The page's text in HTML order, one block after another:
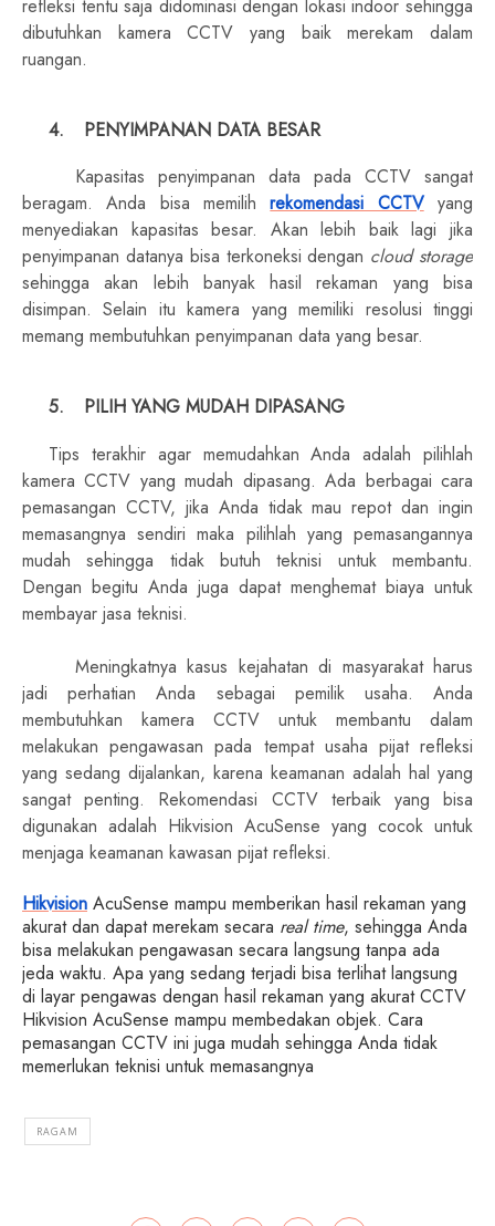
refleksi tentu saja didominasi dengan lokasi indoor sehingga
dibutuhkan kamera CCTV yang baik merekam dalam
ruangan.
4.
PENYIMPANAN DATA BESAR
Kapasitas penyimpanan data pada CCTV sangat
beragam. Anda bisa memilihrekomendasi CCTV yang
menyediakan kapasitas besar. Akan lebih baik lagi jika
penyimpanan datanya bisa terkoneksi dengan cloud storage
sehingga akan lebih banyak hasil rekaman yang bisa
disimpan. Selain itu kamera yang memiliki resolusi tinggi
memang membutuhkan penyimpanan data yang besar.
5.
PILIH YANG MUDAH DIPASANG
Tips terakhir agar memudahkan Anda adalah pilihlah
kamera CCTV yang mudah dipasang. Ada berbagai cara
pemasangan CCTV, jika Anda tidak mau repot dan ingin
memasangnya sendiri maka pilihlah yang pemasangannya
mudah sehingga tidak butuh teknisi untuk membantu.
Dengan begitu Anda juga dapat menghemat biaya untuk
membayar jasa teknisi.
Meningkatnya kasus kejahatan di masyarakat harus
jadi perhatian Anda sebagai pemilik usaha. Anda
membutuhkan kamera CCTV untuk membantu dalam
melakukan pengawasan pada tempat usaha pijat refleksi
yang sedang dijalankan, karena keamanan adalah hal yang
sangat penting. Rekomendasi CCTV terbaik yang bisa
digunakan adalah Hikvision AcuSense yang cocok untuk
menjaga keamanan kawasan pijat refleksi.
Hikvision AcuSense mampu memberikan hasil rekaman yang
akurat dan dapat merekam secara real time, sehingga Anda
bisa melakukan pengawasan secara langsung tanpa ada
jeda waktu. Apa yang sedang terjadi bisa terlihat langsung
di layar pengawas dengan hasil rekaman yang akurat CCTV
Hikvision AcuSense mampu membedakan objek. Cara
pemasangan CCTV ini juga mudah sehingga Anda tidak
memerlukan teknisi untuk memasangnya
RAGAM